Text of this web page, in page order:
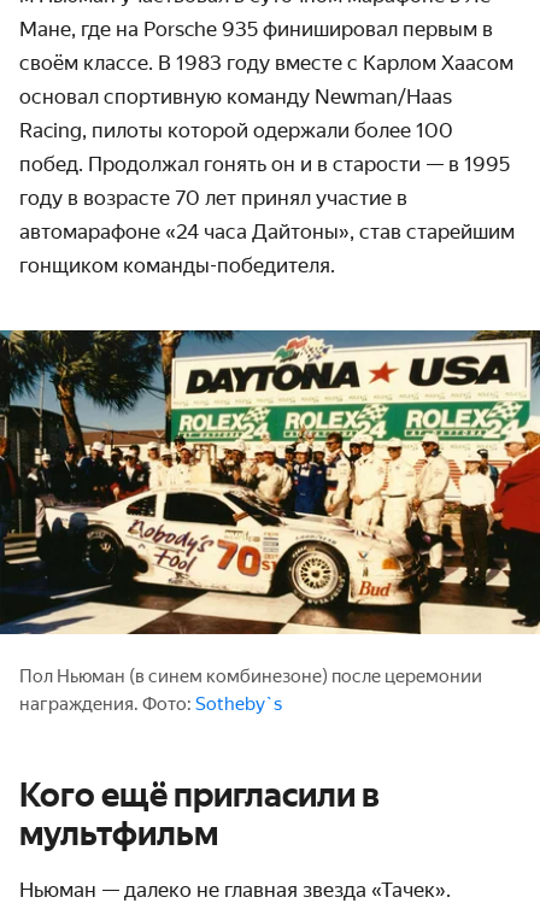
Мане, где на Porsche 935 финишировал первым в
своём классе. В 1983 году вместе с Карлом Хаасом
основал спортивную команду Newman/Haas
Racing, пилоты которой одержали более 100
побед. Продолжал гонять он и в старости — в 1995
году в возрасте 70 лет принял участие в
автомарафоне «24 часа Дайтоны», став старейшим
гонщиком команды-победителя.
Пол Ньюман (в синем комбинезоне) после церемонии
награждения. Фото: Sotheby`s
Кого ещё пригласили в
мультфильм
Ньюман — далеко не главная звезда «Тачек».